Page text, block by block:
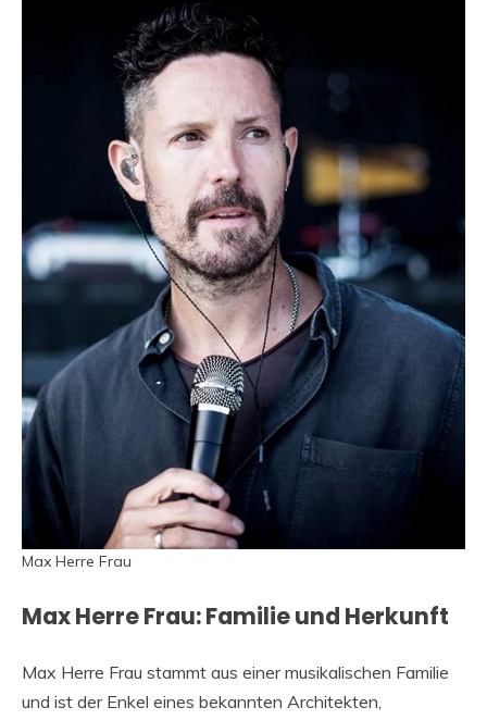
Max Herre Frau
Max Herre Frau: Familie und Herkunft
Max Herre Frau stammt aus einer musikalischen Familie
und ist der Enkel eines bekannten Architekten,